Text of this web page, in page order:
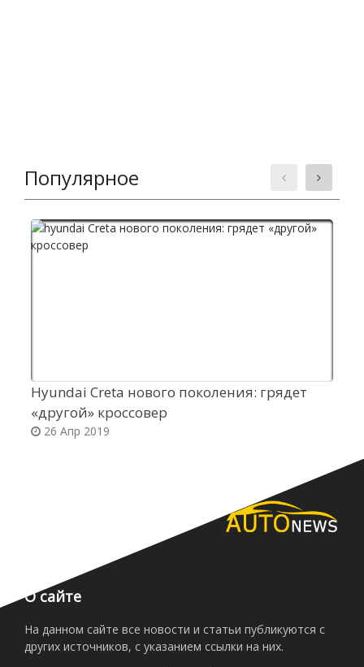
Популярное
Hyundai Creta нового поколения: грядет
«другой» кроссовер
26 Апр 2019
О сайте
На данном сайте все новости и статьи публикуются с
других источников, с указанием ссылки на них.